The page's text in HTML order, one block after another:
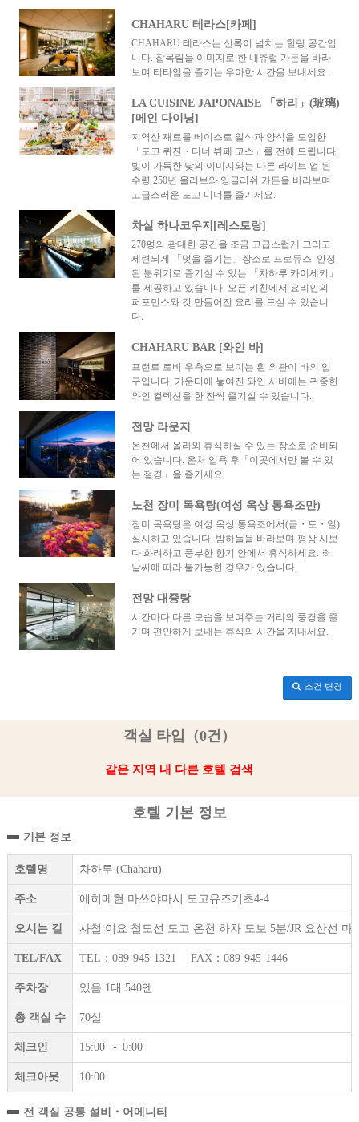
CHAHARU 테라스[카페]
CHAHARU 테라스는 신록이 넘치는 힐링 공간입
니다. 잡목림을 이미지로 한 내츄럴 가든을 바라
보며 티타임을 즐기는 우아한 시간을 보내세요.
LA CUISINE JAPONAISE 「하리」(玻璃)
[메인 다이닝]
지역산 재료를 베이스로 일식과 양식을 도입한
「도고 퀴진・디너 뷔페 코스」를 전해 드립니다.
빛이 가득한 낮의 이미지와는 다른 라이트 업 된
수령 250년 올리브와 잉글리쉬 가든을 바라보며
고급스러운 도고 디너를 즐기세요.
차실 하나코우지[레스토랑]
270평의 광대한 공간을 조금 고급스럽게 그리고
세련되게 「멋을 즐기는」장소로 프로듀스. 안정
된 분위기로 즐기실 수 있는 「차하루 카이세키」
를 제공하고 있습니다. 오픈 키친에서 요리인의
퍼포먼스와 갓 만들어진 요리를 드실 수 있습니
다.
CHAHARU BAR [와인 바]
프런트 로비 우측으로 보이는 흰 외관이 바의 입
구입니다. 카운터에 놓여진 와인 서버에는 귀중한
와인 컬렉션을 한 잔씩 즐기실 수 있습니다.
전망 라운지
온천에서 올라와 휴식하실 수 있는 장소로 준비되
어 있습니다. 온처 입욕 후「이곳에서만 볼 수 있
는 절경」을 즐기세요.
노천 장미 목욕탕(여성 옥상 통욕조만)
장미 목욕탕은 여성 옥상 통욕조에서(금・토・일)
실시하고 있습니다. 밤하늘을 바라보며 평상 시보
다 화려하고 풍부한 향기 안에서 휴식하세요. ※
날씨에 따라 불가능한 경우가 있습니다.
전망 대중탕
시간마다 다른 모습을 보여주는 거리의 풍경을 즐
기며 편안하게 보내는 휴식의 시간을 지내세요.
조건 변경
객실 타입（0건）
같은 지역 내 다른 호텔 검색
호텔 기본 정보
기본 정보
호텔명 차하루 (Chaharu)
주소 에히메현 마쓰야마시 도고유즈키초4-4
오시는 길 사철 이요 철도선 도고 온천 하차 도보 5분/JR 요산선
TEL/FAX TEL：089-945-1321 FAX：089-945-1446
주차장 있음 1대 540엔
총 객실 수 70실
체크인 15:00 ～ 0:00
체크아웃 10:00
전 객실 공통 설비・어메니티